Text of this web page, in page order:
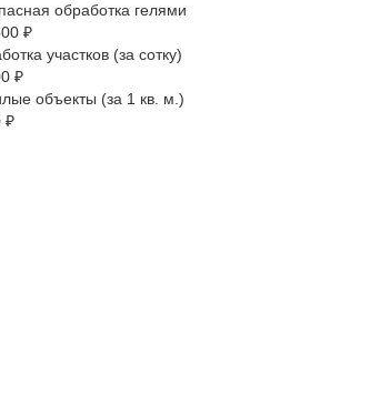
обработка гелями
₽
участков (за сотку)
₽
объекты (за 1 кв. м.)
₽